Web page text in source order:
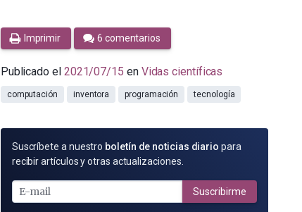
Imprimir 6 comentarios
Publicado el 2021/07/15 en Vidas científicas
computación inventora programación tecnología
SUSCRÍBETE
POR
MAIL
Suscríbete a nuestro boletín de noticias diario para
recibir artículos y otras actualizaciones.
Suscribirme